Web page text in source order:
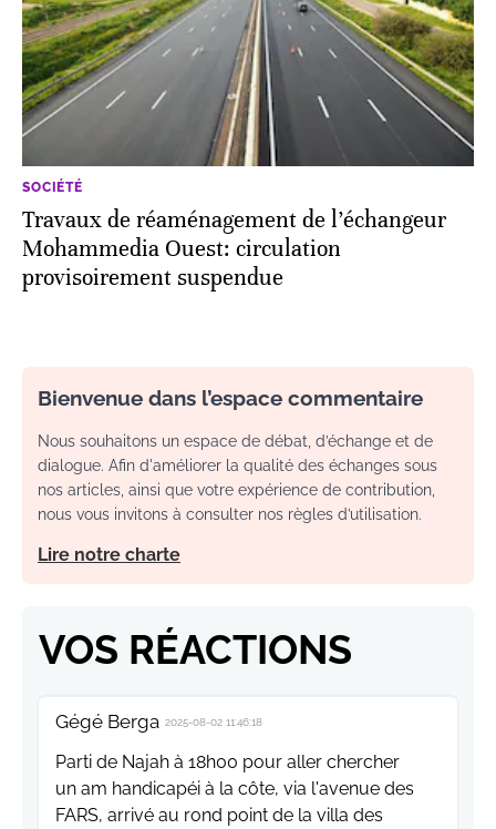
SOCIÉTÉ
Travaux de réaménagement de l’échangeur
Mohammedia Ouest: circulation
provisoirement suspendue
Bienvenue dans l’espace commentaire
Nous souhaitons un espace de débat, d’échange et de
dialogue. Afin d'améliorer la qualité des échanges sous
nos articles, ainsi que votre expérience de contribution,
nous vous invitons à consulter nos règles d’utilisation.
Lire notre charte
VOS RÉACTIONS
Gégé Berga 2025-08-02 11:46:18
Parti de Najah à 18h00 pour aller chercher
un am handicapéi à la côte, via l'avenue des
FARS, arrivé au rond point de la villa des